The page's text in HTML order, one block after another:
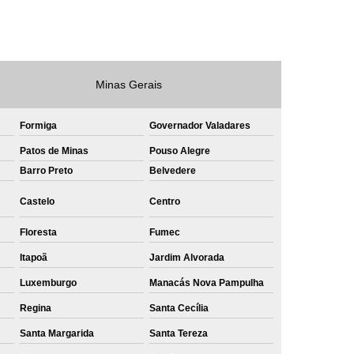
Private Label Confecção
Label de Malhas
Private Label Roupas
Sublimação Camiseta Algodão
Sublimação em Camisetas
Sublimação em Camisetas Lisas
em Tecido de Algodão
Sublimação Total em Camisetas
Minas Gerais
Formiga Governador Valadares
Patos de Minas
Pouso Alegre
Barro Preto Belvedere
Castelo Centro
Floresta Fumec
Itapoã Jardim Alvorada
Luxemburgo Manacás Nova Pampulha
Regina Santa Cecília
Santa Margarida Santa Tereza